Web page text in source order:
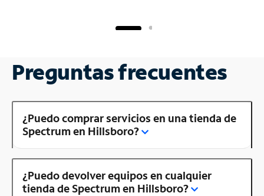
Preguntas frecuentes
¿Puedo comprar servicios en una tienda de
Spectrum en Hillsboro?
¿Puedo devolver equipos en cualquier
tienda de Spectrum en Hillsboro?